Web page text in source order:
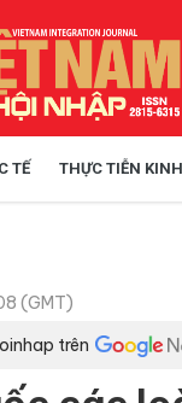
TẾ THỰC TIỄN
(GMT)
trên